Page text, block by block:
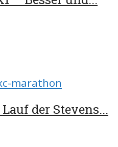
marathon
der Stevens...